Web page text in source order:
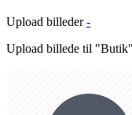
Upload billeder -
Upload billede til